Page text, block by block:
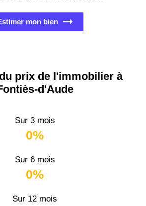
mon bien
prix de l'immobilier à
d'Aude
Sur 3 mois
0%
Sur 6 mois
0%
Sur 12 mois